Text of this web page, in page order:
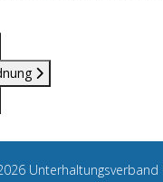
Unterhaltungsverband